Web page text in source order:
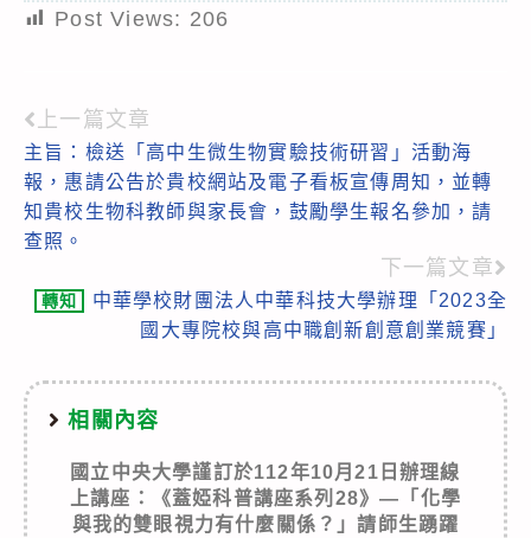
Post Views: 206
Read
more
articles
上一篇文章
主旨：檢送「高中生微生物實驗技術研習」活動海
報，惠請公告於貴校網站及電子看板宣傳周知，並轉
知貴校生物科教師與家長會，鼓勵學生報名參加，請
查照。
下一篇文章
轉知
中華學校財團法人中華科技大學辦理「2023全
國大專院校與高中職創新創意創業競賽」
相關內容
國立中央大學謹訂於112年10月21日辦理線
上講座：《蓋婭科普講座系列28》—「化學
與我的雙眼視力有什麼關係？」請師生踴躍